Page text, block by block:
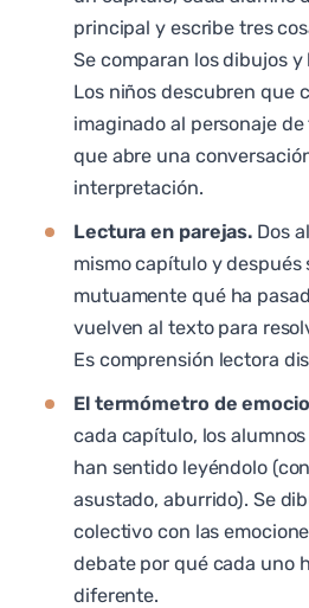
principal y escribe tres
Se comparan los dibujos
Los niños descubren que
imaginado al personaje
que abre una
interpretación.
Lectura en parejas. Dos
mismo capítulo y después
mutuamente qué ha
vuelven al texto para
Es comprensión lectora
El termómetro de
cada capítulo, los
han sentido leyéndolo
asustado, aburrido). Se
colectivo con las
debate por qué cada uno
diferente.